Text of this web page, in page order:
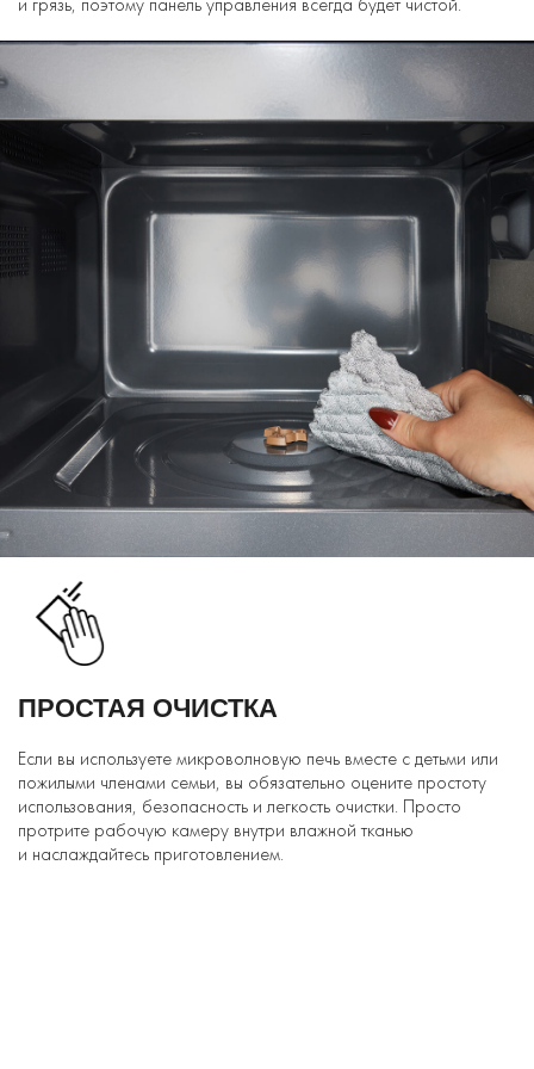
ПРОСТАЯ ОЧИСТКА
Если вы используете микроволновую печь вместе с детьми или
пожилыми членами семьи, вы обязательно оцените простоту
использования, безопасность и легкость очистки. Просто
протрите рабочую камеру внутри влажной тканью
и наслаждайтесь приготовлением.